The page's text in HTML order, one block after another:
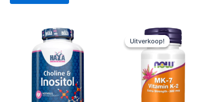
Uitverkoop!
Uitverkoop!